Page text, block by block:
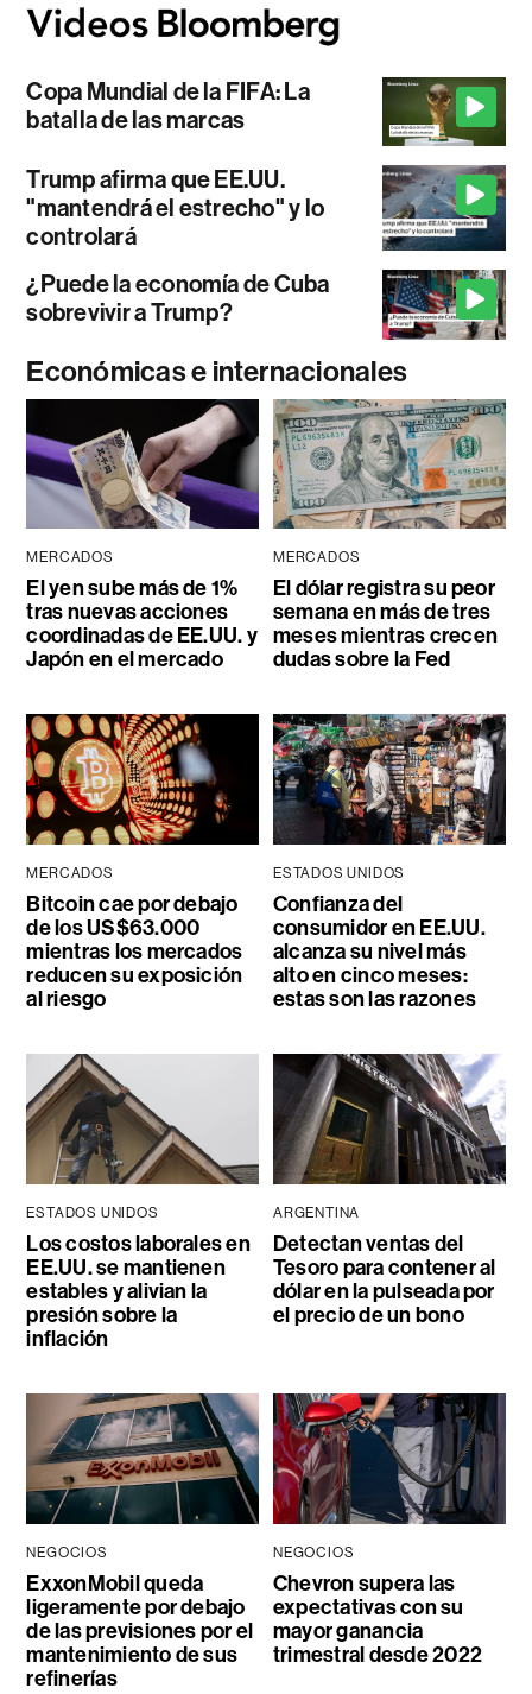
Copa Mundial de la FIFA: La
batalla de las marcas
Trump afirma que EE.UU.
"mantendrá el estrecho" y lo
controlará
¿Puede la economía de Cuba
sobrevivir a Trump?
Económicas e internacionales
MERCADOS
El yen sube más de 1%
tras nuevas acciones
coordinadas de EE.UU. y
Japón en el mercado
MERCADOS
El dólar registra su peor
semana en más de tres
meses mientras crecen
dudas sobre la Fed
MERCADOS
Bitcoin cae por debajo
de los US$63.000
mientras los mercados
reducen su exposición
al riesgo
ESTADOS UNIDOS
Confianza del
consumidor en EE.UU.
alcanza su nivel más
alto en cinco meses:
estas son las razones
ESTADOS UNIDOS
Los costos laborales en
EE.UU. se mantienen
estables y alivian la
presión sobre la
inflación
ARGENTINA
Detectan ventas del
Tesoro para contener al
dólar en la pulseada por
el precio de un bono
NEGOCIOS
ExxonMobil queda
ligeramente por debajo
de las previsiones por el
mantenimiento de sus
refinerías
NEGOCIOS
Chevron supera las
expectativas con su
mayor ganancia
trimestral desde 2022